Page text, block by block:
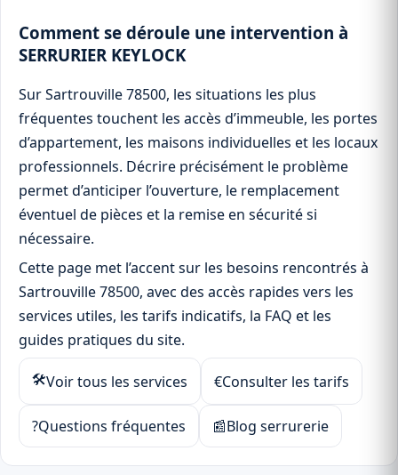
Comment se déroule une intervention à
SERRURIER KEYLOCK
Sur Sartrouville 78500, les situations les plus
fréquentes touchent les accès d’immeuble, les portes
d’appartement, les maisons individuelles et les locaux
professionnels. Décrire précisément le problème
permet d’anticiper l’ouverture, le remplacement
éventuel de pièces et la remise en sécurité si
nécessaire.
Cette page met l’accent sur les besoins rencontrés à
Sartrouville 78500, avec des accès rapides vers les
services utiles, les tarifs indicatifs, la FAQ et les
guides pratiques du site.
🛠Voir tous les services €Consulter les tarifs
?Questions fréquentes 📰Blog serrurerie